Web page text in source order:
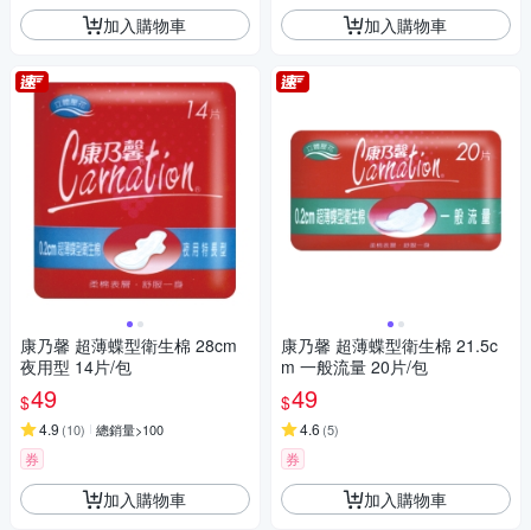
加入購物車
康乃馨 超薄蝶型衛生棉 28cm
夜用型 14片/包
$49
4.9 (10) 總銷量>100
券
加入購物車
加入購物車
康乃馨 超薄蝶型衛生棉 21.5c
m 一般流量 20片/包
$49
4.6 (5)
券
加入購物車